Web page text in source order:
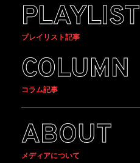
PLAYLIST
プレイリスト記事
COLUMN
コラム記事
ABOUT
メディアについて